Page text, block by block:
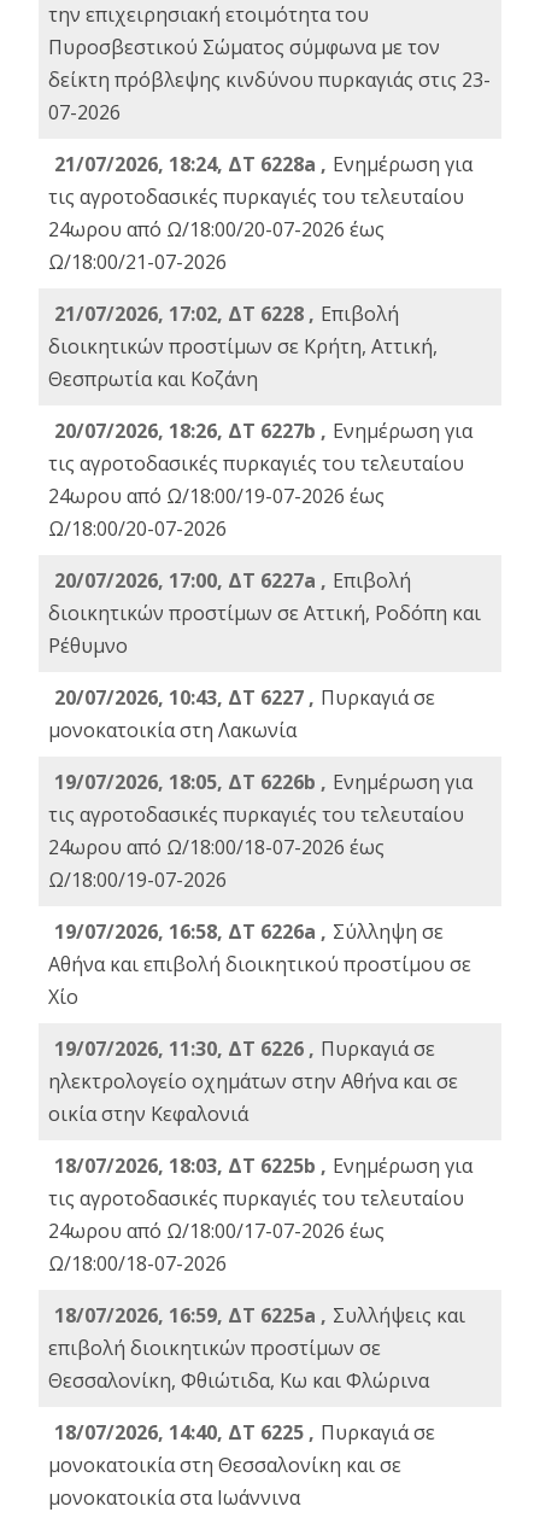
την επιχειρησιακή ετοιμότητα του
Πυροσβεστικού Σώματος σύμφωνα με τον
δείκτη πρόβλεψης κινδύνου πυρκαγιάς στις 23-
07-2026
21/07/2026, 18:24, ΔΤ 6228a , Ενημέρωση για
τις αγροτοδασικές πυρκαγιές του τελευταίου
24ωρου από Ω/18:00/20-07-2026 έως
Ω/18:00/21-07-2026
21/07/2026, 17:02, ΔΤ 6228 , Επιβολή
διοικητικών προστίμων σε Κρήτη, Αττική,
Θεσπρωτία και Κοζάνη
20/07/2026, 18:26, ΔΤ 6227b , Ενημέρωση για
τις αγροτοδασικές πυρκαγιές του τελευταίου
24ωρου από Ω/18:00/19-07-2026 έως
Ω/18:00/20-07-2026
20/07/2026, 17:00, ΔΤ 6227a , Επιβολή
διοικητικών προστίμων σε Αττική, Ροδόπη και
Ρέθυμνο
20/07/2026, 10:43, ΔΤ 6227 , Πυρκαγιά σε
μονοκατοικία στη Λακωνία
19/07/2026, 18:05, ΔΤ 6226b , Ενημέρωση για
τις αγροτοδασικές πυρκαγιές του τελευταίου
24ωρου από Ω/18:00/18-07-2026 έως
Ω/18:00/19-07-2026
19/07/2026, 16:58, ΔΤ 6226a , Σύλληψη σε
Αθήνα και επιβολή διοικητικού προστίμου σε
Χίο
19/07/2026, 11:30, ΔΤ 6226 , Πυρκαγιά σε
ηλεκτρολογείο οχημάτων στην Αθήνα και σε
οικία στην Κεφαλονιά
18/07/2026, 18:03, ΔΤ 6225b , Ενημέρωση για
τις αγροτοδασικές πυρκαγιές του τελευταίου
24ωρου από Ω/18:00/17-07-2026 έως
Ω/18:00/18-07-2026
18/07/2026, 16:59, ΔT 6225a , Συλλήψεις και
επιβολή διοικητικών προστίμων σε
Θεσσαλονίκη, Φθιώτιδα, Κω και Φλώρινα
18/07/2026, 14:40, ΔΤ 6225 , Πυρκαγιά σε
μονοκατοικία στη Θεσσαλονίκη και σε
μονοκατοικία στα Ιωάννινα